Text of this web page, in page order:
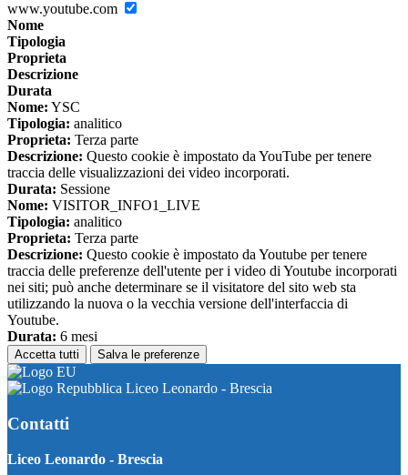
www.youtube.com
Nome
Tipologia
Proprieta
Descrizione
Durata
Nome: YSC
Tipologia: analitico
Proprieta: Terza parte
Descrizione: Questo cookie è impostato da YouTube per tenere
traccia delle visualizzazioni dei video incorporati.
Durata: Sessione
Nome: VISITOR_INFO1_LIVE
Tipologia: analitico
Proprieta: Terza parte
Descrizione: Questo cookie è impostato da Youtube per tenere
traccia delle preferenze dell'utente per i video di Youtube incorporati
nei siti; può anche determinare se il visitatore del sito web sta
utilizzando la nuova o la vecchia versione dell'interfaccia di
Youtube.
Durata: 6 mesi
Accetta tutti Salva le preferenze
Liceo Leonardo - Brescia
Contatti
Liceo Leonardo - Brescia